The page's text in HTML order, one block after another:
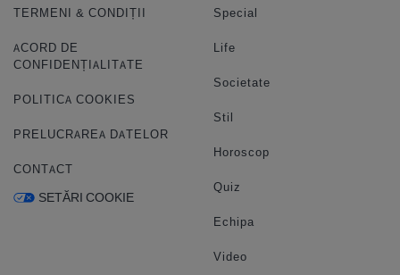
TERMENI & CONDIȚII
ACORD DE
CONFIDENȚIALITATE
POLITICA COOKIES
PRELUCRAREA DATELOR
CONTACT
SETĂRI COOKIE
Special
Life
Societate
Stil
Horoscop
Quiz
Echipa
Video